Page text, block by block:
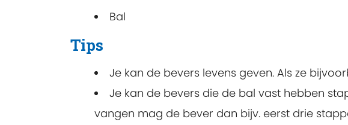
Bal
Tips
Je kan de bevers levens geven. Als ze
Je kan de bevers die de bal vast hebben
vangen mag de bever dan bijv. eerst drie